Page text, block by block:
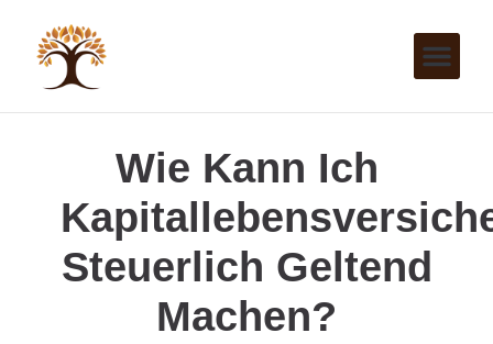
Wie Kann Ich
Steuerlich Geltend
Machen?